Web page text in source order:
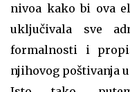
nivoa kako bi ova
uključivala sve
formalnosti i
njihovog poštivanja